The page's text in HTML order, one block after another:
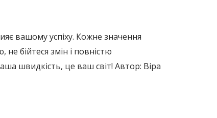
вашому успіху. Кожне значення
бійтеся змін і повністю
швидкість, це ваш світ! Автор: Віра